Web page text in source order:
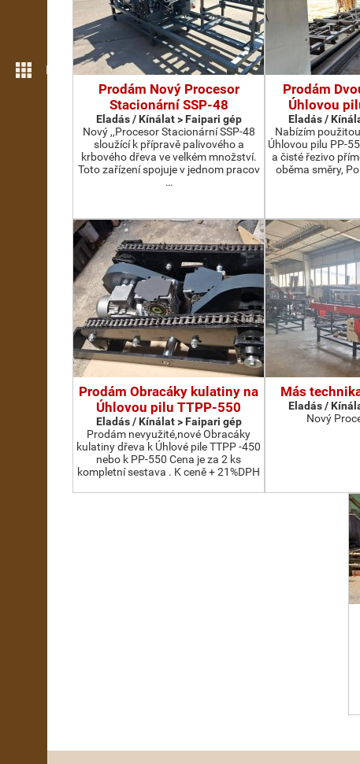
Még több funkció
Prodám Nový Procesor
Stacionární SSP-48
Eladás / Kínálat > Faipari gép
Nový ,,Procesor Stacionární SSP-48
sloužící k přípravě palivového a
krbového dřeva ve velkém množství.
Toto zařízení spojuje v jednom pracov
…
Prodám
Úhlovou
Eladás /
Nabízím
Úhlovou pilu PP-
a čisté řezivo
oběma směry,
Prodám Obracáky kulatiny na
Úhlovou pilu TTPP-550
Eladás / Kínálat > Faipari gép
Prodám nevyužité,nové Obracáky
kulatiny dřeva k Úhlové pile TTPP -450
nebo k PP-550 Cena je za 2 ks
kompletní sestava . K ceně + 21%DPH
Más
Eladás /
Nový